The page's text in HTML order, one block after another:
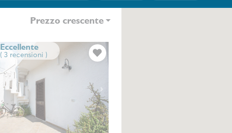
Prezzo crescente
Eccellente
( 3 recensioni )
Next